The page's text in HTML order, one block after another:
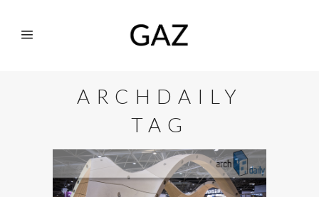
ARCHDAILY
TAG